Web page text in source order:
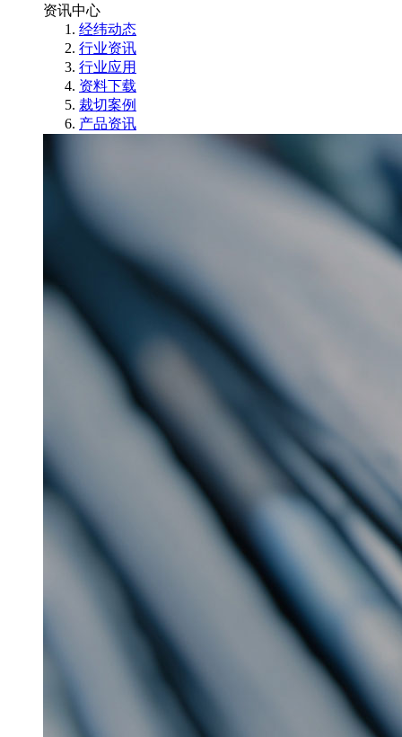
资讯中心
经纬动态
行业资讯
行业应用
资料下载
裁切案例
产品资讯